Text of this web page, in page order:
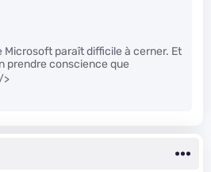
Microsoft paraît difficile à cerner. Et
prendre conscience que
>